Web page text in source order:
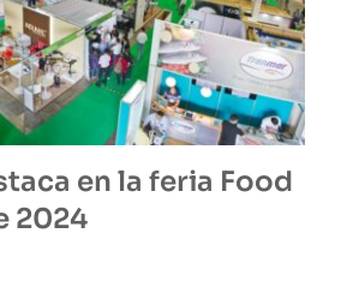
en la feria Food
2024